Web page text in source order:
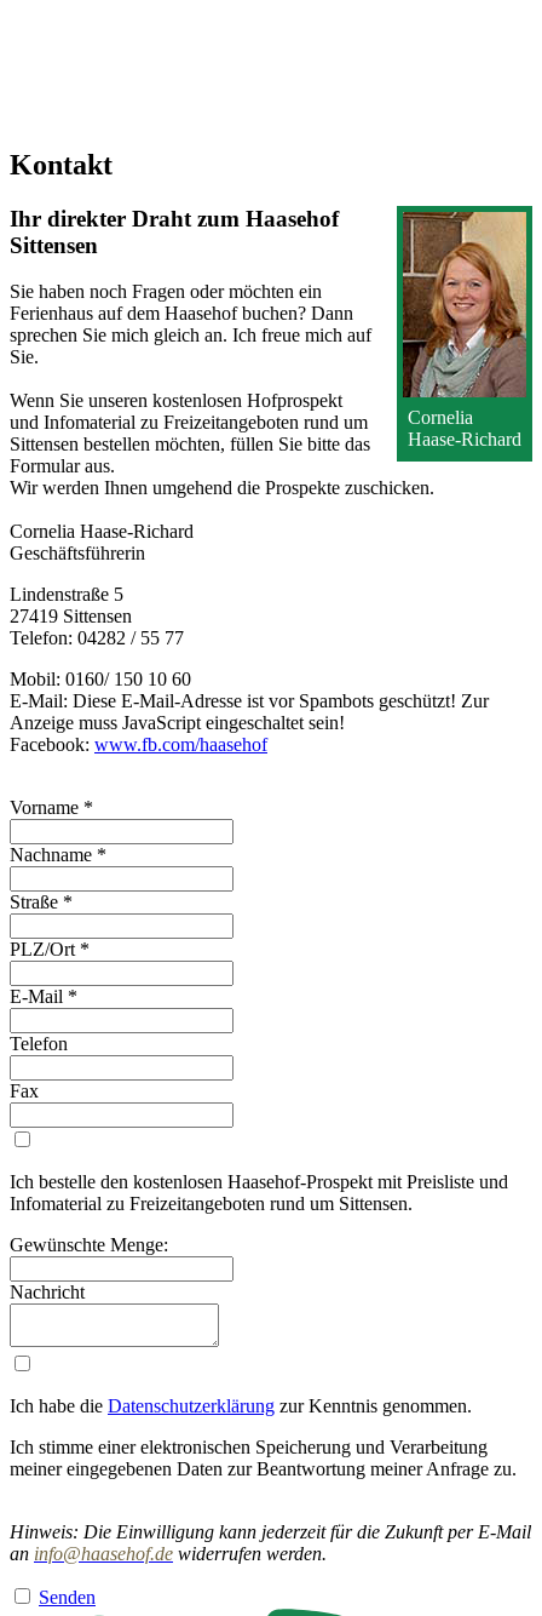
Kontakt
Cornelia
Haase-Richard
Ihr direkter Draht zum Haasehof
Sittensen
Sie haben noch Fragen oder möchten ein
Ferienhaus auf dem Haasehof buchen? Dann
sprechen Sie mich gleich an. Ich freue mich auf
Sie.
Wenn Sie unseren kostenlosen Hofprospekt
und Infomaterial zu Freizeitangeboten rund um
Sittensen bestellen möchten, füllen Sie bitte das
Formular aus.
Wir werden Ihnen umgehend die Prospekte zuschicken.
Cornelia Haase-Richard
Geschäftsführerin
Lindenstraße 5
27419 Sittensen
Telefon: 04282 / 55 77
Mobil: 0160/ 150 10 60
E-Mail: Diese E-Mail-Adresse ist vor Spambots geschützt! Zur
Anzeige muss JavaScript eingeschaltet sein!
Facebook: www.fb.com/haasehof
Vorname *
Nachname *
Straße *
PLZ/Ort *
E-Mail *
Telefon
Fax
Ich bestelle den kostenlosen Haasehof-Prospekt mit Preisliste und
Infomaterial zu Freizeitangeboten rund um Sittensen.
Gewünschte Menge:
Nachricht
Ich habe die Datenschutzerklärung zur Kenntnis genommen.
Ich stimme einer elektronischen Speicherung und Verarbeitung
meiner eingegebenen Daten zur Beantwortung meiner Anfrage zu.
Hinweis: Die Einwilligung kann jederzeit für die Zukunft per E-Mail
an info@haasehof.de widerrufen werden.
Senden